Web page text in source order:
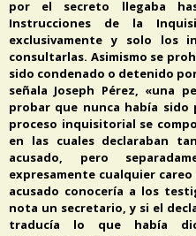
por el secreto llegaba
Instrucciones de la
exclusivamente y solo los
consultarlas. Asimismo se
sido condenado o detenido
señala Joseph Pérez, «una
probar que nunca había sido
proceso inquisitorial se
en las cuales declaraban
acusado, pero
expresamente cualquier
acusado conocería a los
nota un secretario, y si el
traducía lo que había